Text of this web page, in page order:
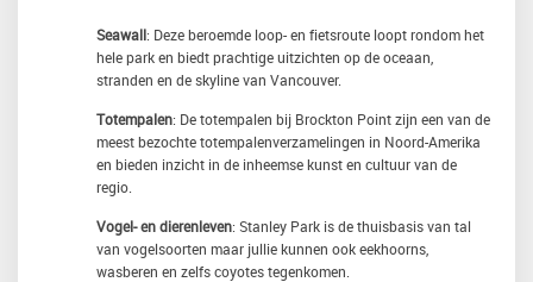
Seawall: Deze beroemde loop- en fietsroute loopt rondom het
hele park en biedt prachtige uitzichten op de oceaan,
stranden en de skyline van Vancouver.
Totempalen: De totempalen bij Brockton Point zijn een van de
meest bezochte totempalenverzamelingen in Noord-Amerika
en bieden inzicht in de inheemse kunst en cultuur van de
regio.
Vogel- en dierenleven: Stanley Park is de thuisbasis van tal
van vogelsoorten maar jullie kunnen ook eekhoorns,
wasberen en zelfs coyotes tegenkomen.